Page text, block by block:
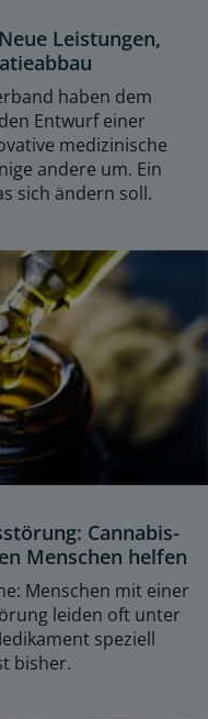
Leistungen,
haben dem
Entwurf einer
medizinische
andere um. Ein
sich ändern soll.
Cannabis-
Menschen helfen
Menschen mit einer
leiden oft unter
speziell
bisher.